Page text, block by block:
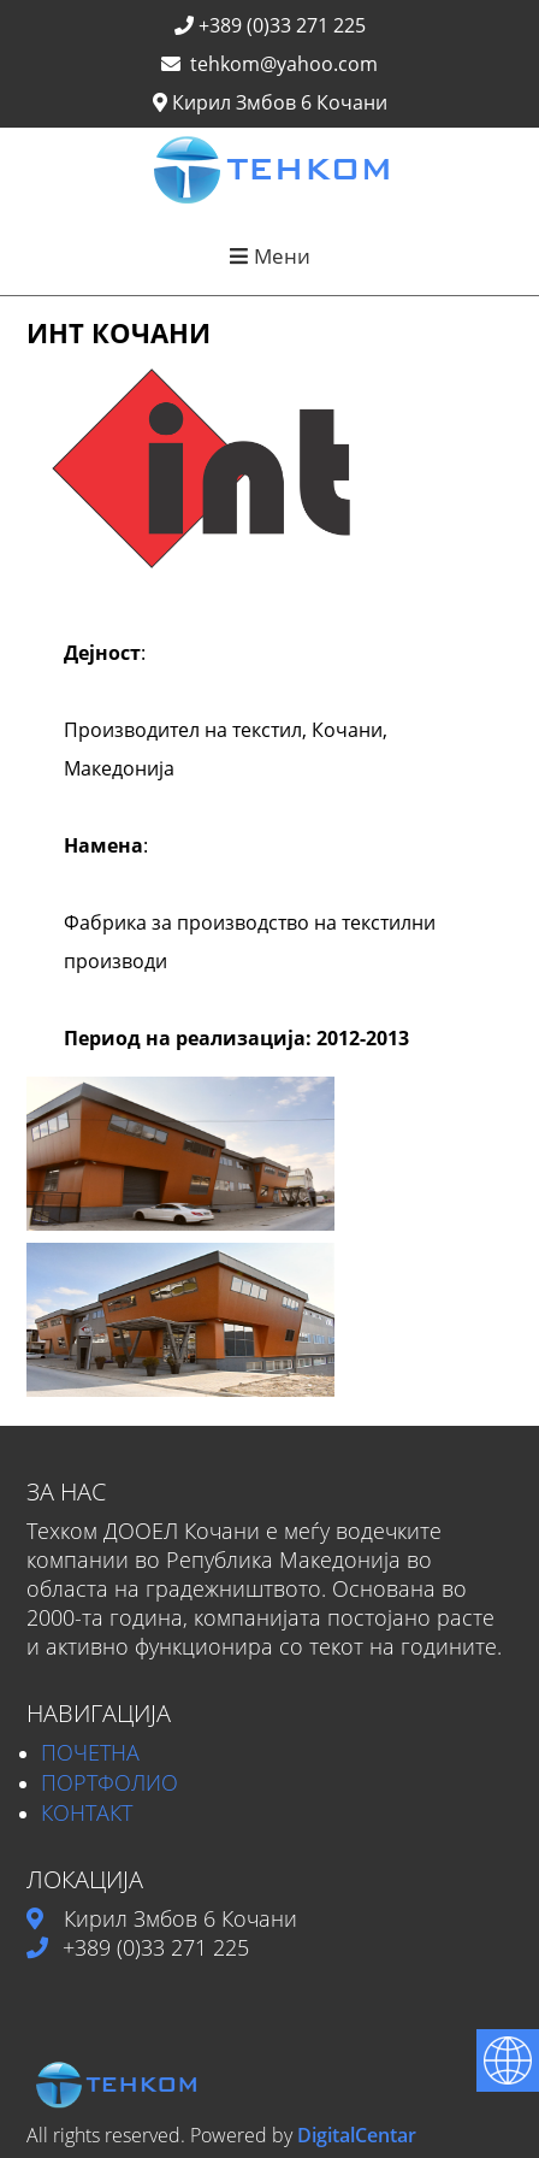
+389 (0)33 271 225
tehkom@yahoo.com
Кирил Змбов 6 Кочани
Мени
ИНТ КОЧАНИ
Дејност:
Производител на текстил, Кочани,
Македонија
Намена:
Фабрика за производство на текстилни
производи
Период на реализација: 2012-2013
ЗА НАС
Техком ДООЕЛ Кочани е меѓу водечките
компании во Република Македонија во
областа на градежништвото. Основана во
2000-та година, компанијата постојано расте
и активно функционира со текот на годините.
НАВИГАЦИЈА
ПОЧЕТНА
ПОРТФОЛИО
КОНТАКТ
ЛОКАЦИЈА
Кирил Змбов 6 Кочани
+389 (0)33 271 225
All rights reserved. Powered byDigitalCentar